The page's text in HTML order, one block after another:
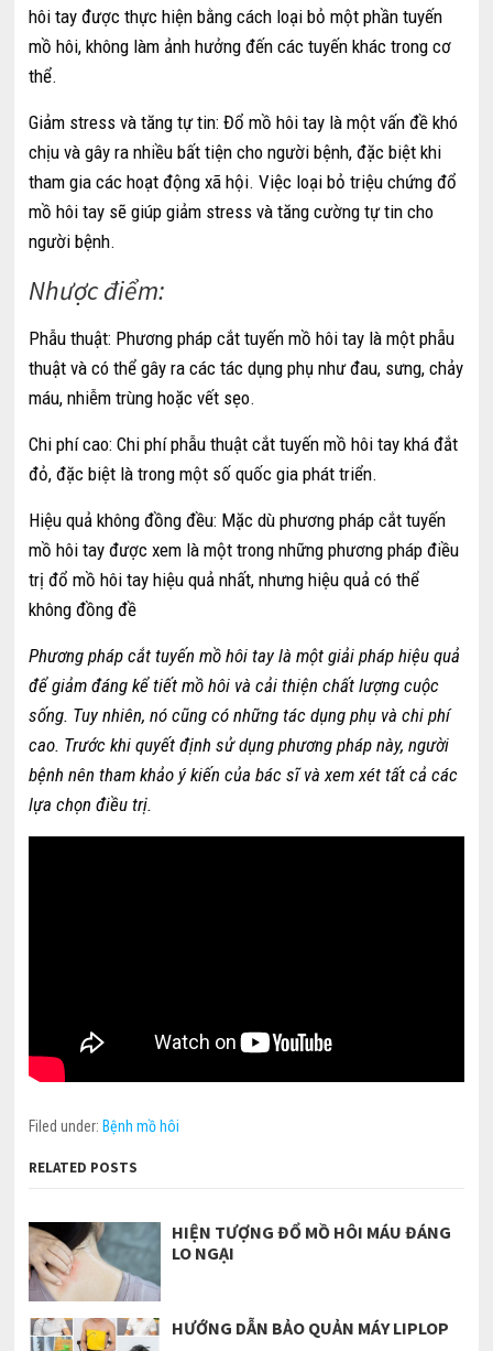
hôi tay được thực hiện bằng cách loại bỏ một phần tuyến
mồ hôi, không làm ảnh hưởng đến các tuyến khác trong cơ
thể.
Giảm stress và tăng tự tin: Đổ mồ hôi tay là một vấn đề khó
chịu và gây ra nhiều bất tiện cho người bệnh, đặc biệt khi
tham gia các hoạt động xã hội. Việc loại bỏ triệu chứng đổ
mồ hôi tay sẽ giúp giảm stress và tăng cường tự tin cho
người bệnh.
Nhược điểm:
Phẫu thuật: Phương pháp cắt tuyến mồ hôi tay là một phẫu
thuật và có thể gây ra các tác dụng phụ như đau, sưng, chảy
máu, nhiễm trùng hoặc vết sẹo.
Chi phí cao: Chi phí phẫu thuật cắt tuyến mồ hôi tay khá đắt
đỏ, đặc biệt là trong một số quốc gia phát triển.
Hiệu quả không đồng đều: Mặc dù phương pháp cắt tuyến
mồ hôi tay được xem là một trong những phương pháp điều
trị đổ mồ hôi tay hiệu quả nhất, nhưng hiệu quả có thể
không đồng đề
Phương pháp cắt tuyến mồ hôi tay là một giải pháp hiệu quả
để giảm đáng kể tiết mồ hôi và cải thiện chất lượng cuộc
sống. Tuy nhiên, nó cũng có những tác dụng phụ và chi phí
cao. Trước khi quyết định sử dụng phương pháp này, người
bệnh nên tham khảo ý kiến của bác sĩ và xem xét tất cả các
lựa chọn điều trị.
Filed under: Bệnh mồ hôi
RELATED POSTS
HIỆN TƯỢNG ĐỔ MỒ HÔI MÁU ĐÁNG
LO NGẠI
HƯỚNG DẪN BẢO QUẢN MÁY LIPLOP